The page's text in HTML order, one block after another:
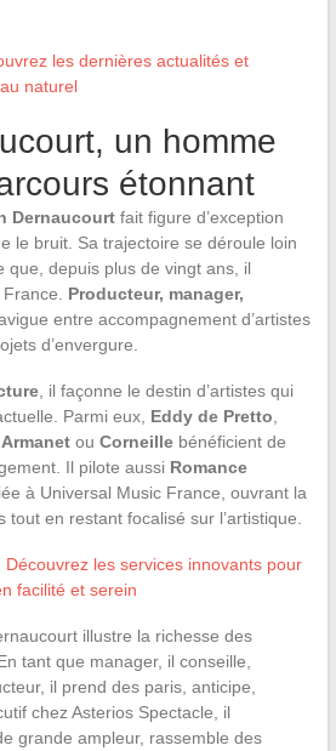
les dernières actualités et
naturel
un homme
étonnant
Dernaucourtfait figure d’exception
le bruit. Sa trajectoire se déroule loin
que, depuis plus de vingt ans, il
Producteur, manager,
entre accompagnement d’artistes
d’envergure.
, il façonne le destin d’artistes qui
Parmi eux, Eddy de Pretto
ou Corneillebénéficient de
Il pilote aussi Romance
à Universal Music France, ouvrant la
en restant focalisé sur l’artistique.
Découvrez les services innovants pour
facilité et serein
illustre la richesse des
tant que manager, il conseille,
il prend des paris, anticipe,
chez Asterios Spectacle, il
grande ampleur, rassemble des